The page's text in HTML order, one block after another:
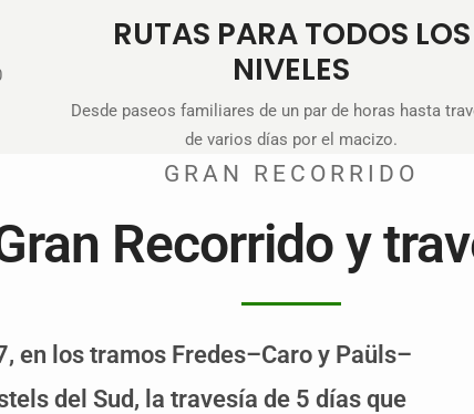
RUTAS PARA TODOS LOS
NIVELES
Desde paseos familiares de un par de horas hasta
de varios días por el macizo.
GRAN RECORRIDO
Recorrido y
en los tramos Fredes–Caro y Paüls–
del Sud, la travesía de 5 días que